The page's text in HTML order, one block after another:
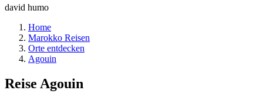
david humo
Home
Marokko Reisen
Orte entdecken
Agouin
Reise Agouin